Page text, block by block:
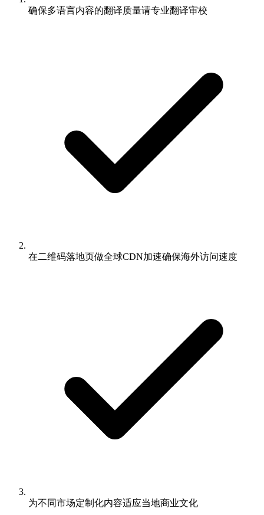
确保多语言内容的翻译质量请专业翻译审校
在二维码落地页做全球CDN加速确保海外访问速度
为不同市场定制化内容适应当地商业文化